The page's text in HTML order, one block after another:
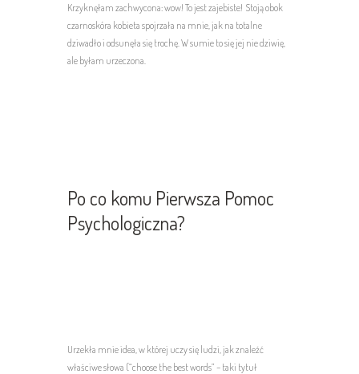
Krzyknęłam zachwycona: wow! To jest zajebiste! Stoją obok
czarnoskóra kobieta spojrzała na mnie, jak na totalne
dziwadło i odsunęła się trochę. W sumie to się jej nie dziwię,
ale byłam urzeczona.
Po co komu Pierwsza Pomoc
Psychologiczna?
Urzekła mnie idea, w której uczy się ludzi, jak znaleźć
właściwe słowa (“choose the best words” – taki tytuł